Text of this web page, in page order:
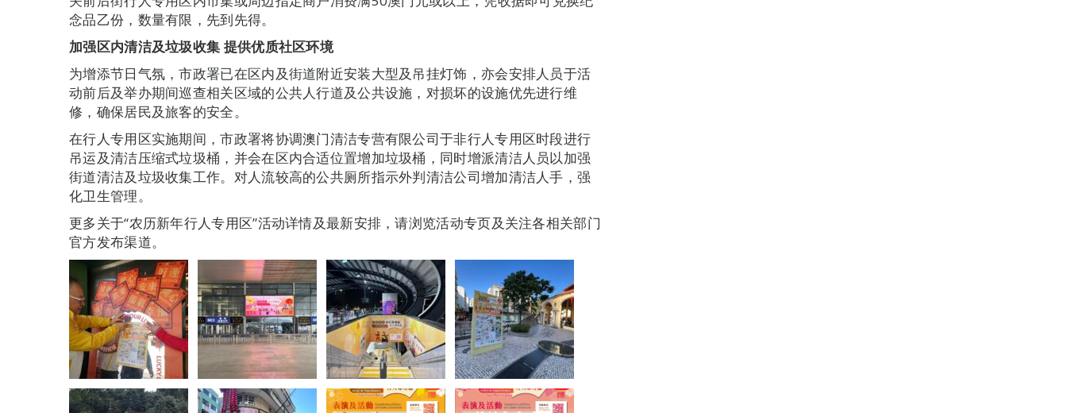
念品乙份，数量有限，先到先得。
加强区内清洁及垃圾收集 提供优质社区环境
为增添节日气氛，市政署已在区内及街道附近安装大型及吊挂灯饰，亦会安排人员于活
动前后及举办期间巡查相关区域的公共人行道及公共设施，对损坏的设施优先进行维
修，确保居民及旅客的安全。
在行人专用区实施期间，市政署将协调澳门清洁专营有限公司于非行人专用区时段进行
吊运及清洁压缩式垃圾桶，并会在区内合适位置增加垃圾桶，同时增派清洁人员以加强
街道清洁及垃圾收集工作。对人流较高的公共厕所指示外判清洁公司增加清洁人手，强
化卫生管理。
更多关于“农历新年行人专用区”活动详情及最新安排，请浏览活动专页及关注各相关部门
官方发布渠道。